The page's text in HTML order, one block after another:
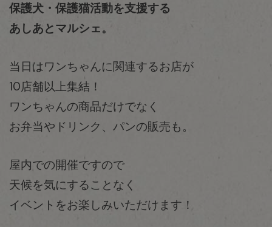
保護犬・保護猫活動を支援する
あしあとマルシェ。
当日はワンちゃんに関連するお店が
10店舗以上集結！
ワンちゃんの商品だけでなく
お弁当やドリンク、パンの販売も。
屋内での開催ですので
天候を気にすることなく
イベントをお楽しみいただけます！